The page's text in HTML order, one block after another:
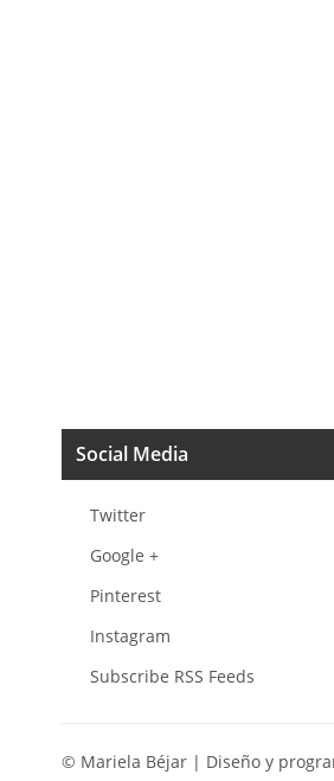
Social Media
Twitter
Google +
Pinterest
Instagram
Subscribe RSS Feeds
© Mariela Béjar | Diseño y